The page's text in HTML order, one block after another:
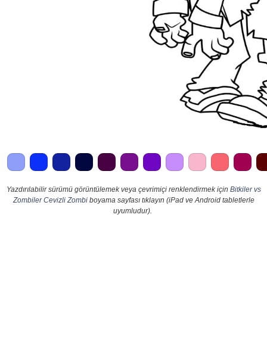
Yazdırılabilir sürümü görüntülemek veya çevrimiçi renklendirmek için Bitkiler vs
Zombiler Cevizli Zombiboyama sayfası tıklayın (iPad ve Android tabletlerle
uyumludur).